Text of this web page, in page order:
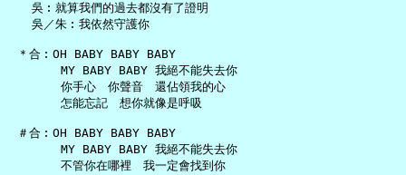
   吳︰就算我們的過去都沒有了證明
   吳／朱︰我依然守護你
＊合︰OH BABY BABY BABY
       MY BABY BABY 我絕不能失去你
       你手心　你聲音　還佔領我的心
       怎能忘記　想你就像是呼吸
＃合︰OH BABY BABY BABY
       MY BABY BABY 我絕不能失去你
       不管你在哪裡　我一定會找到你